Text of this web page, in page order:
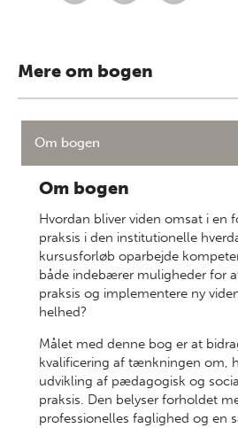
Mere om bogen
Om bogen
Om bogen
Hvordan bliver viden omsat i en
praksis i den institutionelle
kursusforløb oparbejde
både indebærer muligheder for
praksis og implementere ny
helhed?
Målet med denne bog er at
kvalificering af tænkningen om,
udvikling af pædagogisk og
praksis. Den belyser forholdet
professionelles faglighed og en